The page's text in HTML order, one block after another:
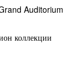
Auditorium
коллекции